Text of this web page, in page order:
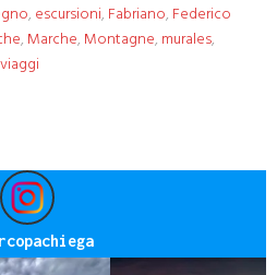
, escursioni, Fabriano, Federico
, Marche, Montagne, murales,
viaggi